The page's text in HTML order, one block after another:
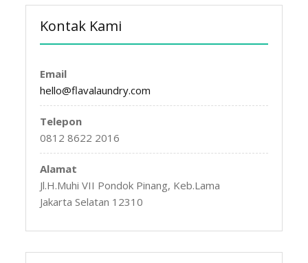
Kontak Kami
Email
hello@flavalaundry.com
Telepon
0812 8622 2016
Alamat
Jl.H.Muhi VII Pondok Pinang, Keb.Lama
Jakarta Selatan 12310